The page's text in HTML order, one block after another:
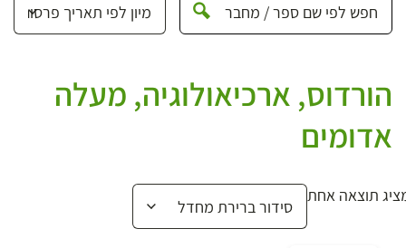
הורדוס, ארכיאולוגיה, מעלה
אדומים
תוצאה אחת